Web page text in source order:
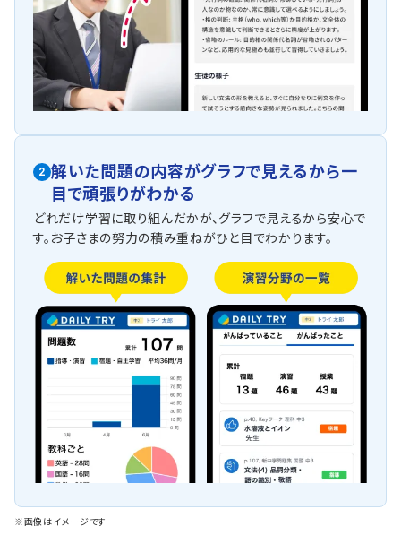
2 解いた問題の内容がグラフで見えるから一
目で頑張りがわかる
どれだけ学習に取り組んだかが、グラフで見えるから安心で
す。お子さまの努力の積み重ねがひと目でわかります。
※画像はイメージです